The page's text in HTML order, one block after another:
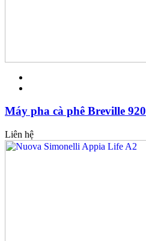
Máy pha cà phê Breville 920
Liên hệ